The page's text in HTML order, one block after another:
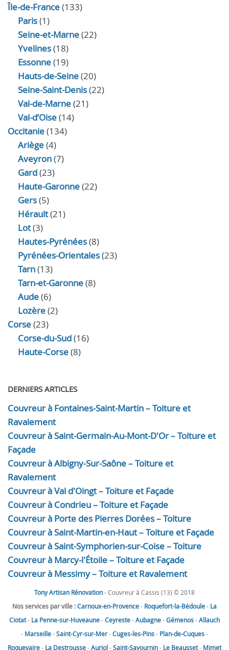
Île-de-France(133)
Paris(1)
Seine-et-Marne(22)
Yvelines(18)
Essonne(19)
Hauts-de-Seine(20)
Seine-Saint-Denis(22)
Val-de-Marne(21)
Val-d’Oise(14)
Occitanie(134)
Ariège(4)
Aveyron(7)
Gard(23)
Haute-Garonne(22)
Gers(5)
Hérault(21)
Lot(3)
Hautes-Pyrénées(8)
Pyrénées-Orientales(23)
Tarn(13)
Tarn-et-Garonne(8)
Aude(6)
Lozère(2)
Corse(23)
Corse-du-Sud(16)
Haute-Corse(8)
DERNIERS ARTICLES
Couvreur à Fontaines-Saint-Martin – Toiture et
Ravalement
Couvreur à Saint-Germain-Au-Mont-D'Or – Toiture et
Façade
Couvreur à Albigny-Sur-Saône – Toiture et
Ravalement
Couvreur à Val d'Oingt – Toiture et Façade
Couvreur à Condrieu – Toiture et Façade
Couvreur à Porte des Pierres Dorées – Toiture
Couvreur à Saint-Martin-en-Haut – Toiture et Façade
Couvreur à Saint-Symphorien-sur-Coise – Toiture
Couvreur à Marcy-l'Étoile – Toiture et Façade
Couvreur à Messimy – Toiture et Ravalement
Tony Artisan Rénovation- Couvreur à Cassis (13) © 2018
Nos services par ville :Carnoux-en-Provence- Roquefort-la-Bédoule- La
Ciotat- La Penne-sur-Huveaune-Ceyreste-Aubagne-Gémenos-Allauch
- Marseille-Saint-Cyr-sur-Mer-Cuges-les-Pins- Plan-de-Cuques-
Roquevaire- La Destrousse-Auriol-Saint-Savournin- Le Beausset- Mimet